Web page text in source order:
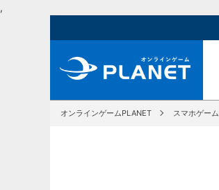
,
オンラインゲームPLANET スマホゲーム